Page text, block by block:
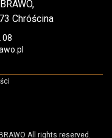
Chróścina
08
All rights reserved.